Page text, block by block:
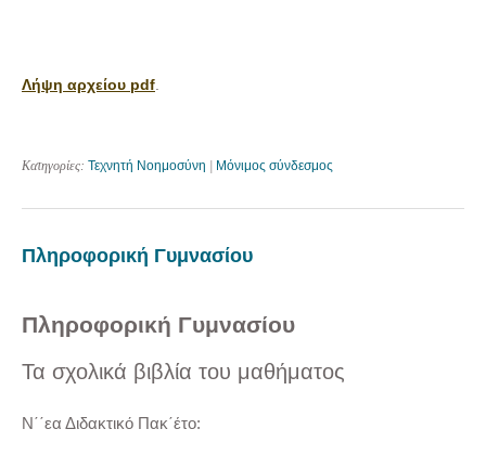
Λήψη αρχείου pdf
Κατηγορίες: Τεχνητή Νοημοσύνη | Μόνιμος σύνδεσμος
Πληροφορική Γυμνασίου
Πληροφορική Γυμνασίου
Τα σχολικά βιβλία του μαθήματος
Ν΄΄εα Διδακτικό Πακ΄έτο: